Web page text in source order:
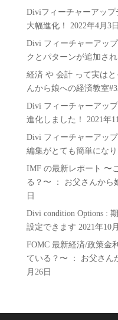
Diviフィーチャーアッ
大幅進化！
2022年4月3日
Divi フィーチャーアッ
クとパターンが追加され
経済 や 会計 って実は
んから娘への経済教室
Divi フィーチャーアッ
進化しました！
2021年
Divi フィーチャーアッ
編集がとても簡単にな
IMF の最新レポート 〜
る？〜 ： お父さんから
日
Divi condition Options :
設定できます 2021年10
FOMC 最新経済/政策金
ている？〜 ： お父さん
月26日